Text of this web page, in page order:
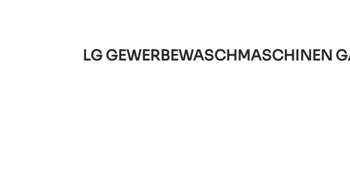
LG GEWERBEWASCHMASCHINEN